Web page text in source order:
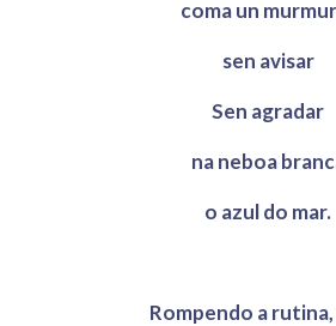
coma un
sen avisar
Sen agradar
na neboa
o azul do mar.
Rompendo a